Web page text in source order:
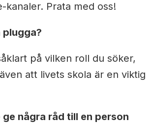
kanaler. Prata med oss!
plugga?
på vilken roll du söker,
att livets skola är en viktig
ge några råd till en person